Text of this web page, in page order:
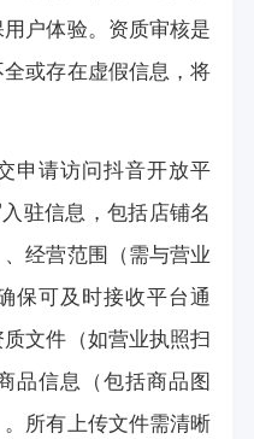
户体验。资质审核是
或存在虚假信息，将
申请访问抖音开放平
驻信息，包括店铺名
经营范围（需与营业
保可及时接收平台通
文件（如营业执照扫
品信息（包括商品图
所有上传文件需清晰